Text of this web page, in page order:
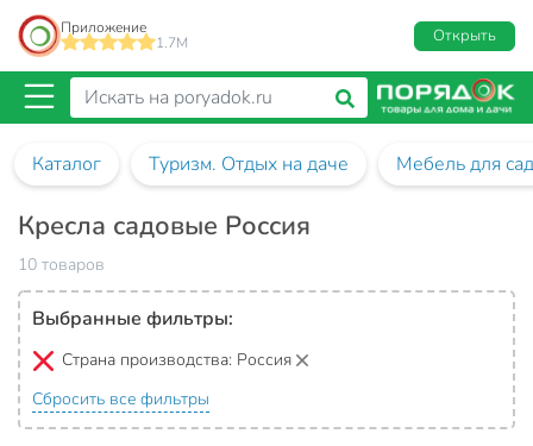
Приложение
1.7M
Открыть
Каталог Туризм. Отдых на даче Мебель для
Кресла садовые Россия
10 товаров
Выбранные фильтры:
Страна производства: Россия
Сбросить все фильтры